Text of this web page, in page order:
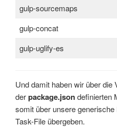
gulp-sourcemaps
gulp-concat
gulp-uglify-es
Und damit haben wir über die
derpackage.jsondefinierten
somit über unsere generische
Task-File übergeben.